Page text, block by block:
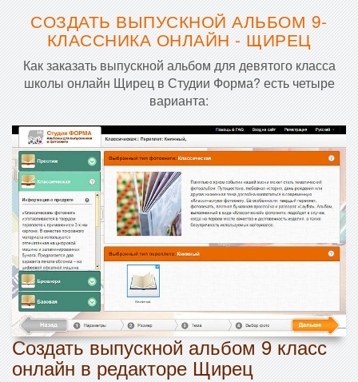
СОЗДАТЬ ВЫПУСКНОЙ АЛЬБОМ 9-
КЛАССНИКА ОНЛАЙН - ЩИРЕЦ
Как заказать выпускной альбом для девятого класса
школы онлайн Щирец в Студии Форма? есть четыре
варианта:
Создать выпускной альбом 9 класс
онлайн в редакторе Щирец